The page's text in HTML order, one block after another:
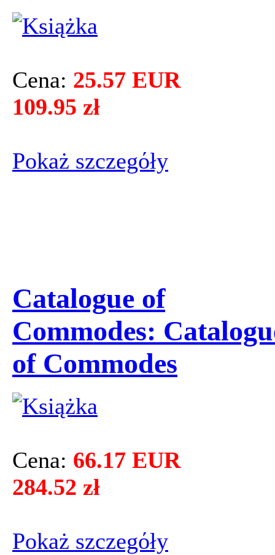
Cena: 25.57 EUR
109.95 zł
Pokaż szczegόły
Catalogue of
Commodes:
of Commodes
Cena: 66.17 EUR
284.52 zł
Pokaż szczegόły